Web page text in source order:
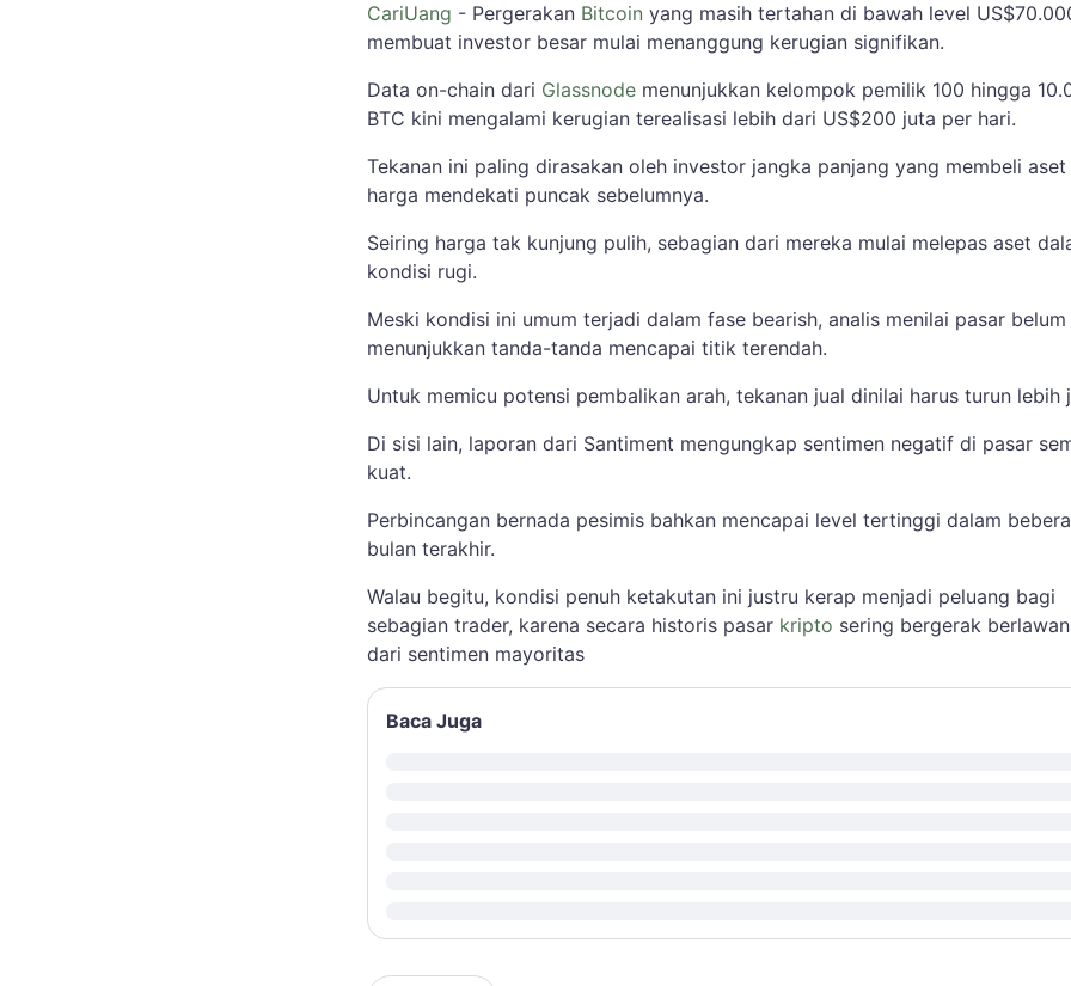
CariUang - Pergerakan Bitcoin yang masih tertahan di bawah level
membuat investor besar mulai menanggung kerugian signifikan.
Data on-chain dari Glassnode menunjukkan kelompok pemilik 100 hingga
BTC kini mengalami kerugian terealisasi lebih dari US$200 juta per hari.
Tekanan ini paling dirasakan oleh investor jangka panjang yang membeli aset
harga mendekati puncak sebelumnya.
Seiring harga tak kunjung pulih, sebagian dari mereka mulai melepas aset
kondisi rugi.
Meski kondisi ini umum terjadi dalam fase bearish, analis menilai pasar belum
menunjukkan tanda-tanda mencapai titik terendah.
Untuk memicu potensi pembalikan arah, tekanan jual dinilai harus turun lebih
Di sisi lain, laporan dari Santiment mengungkap sentimen negatif di pasar
kuat.
Perbincangan bernada pesimis bahkan mencapai level tertinggi dalam
bulan terakhir.
Walau begitu, kondisi penuh ketakutan ini justru kerap menjadi peluang bagi
sebagian trader, karena secara historis pasar kripto sering bergerak
dari sentimen mayoritas
Baca Juga